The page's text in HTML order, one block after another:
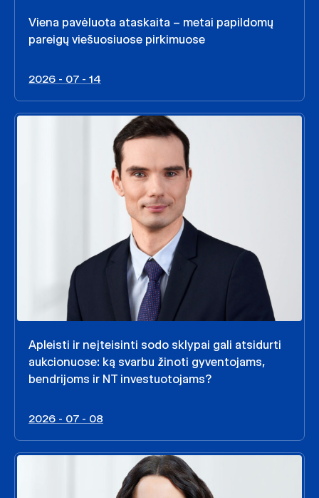
Viena pavėluota ataskaita – metai papildomų
pareigų viešuosiuose pirkimuose
2026 - 07 - 14
Apleisti ir neįteisinti sodo sklypai gali atsidurti
aukcionuose: ką svarbu žinoti gyventojams,
bendrijoms ir NT investuotojams?
2026 - 07 - 08